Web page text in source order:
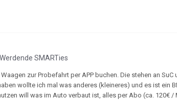
Werdende SMARTies
zur Probefahrt per APP buchen. Die stehen an
wollte ich mal was anderes (kleineres) und es ist ein
will was im Auto verbaut ist, alles per Abo (ca. 120€